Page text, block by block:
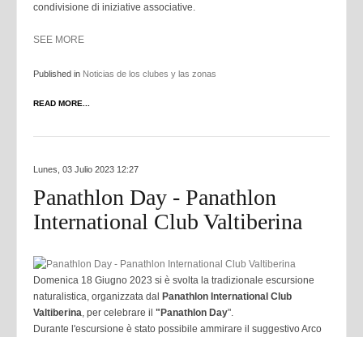
condivisione di iniziative associative.
SEE MORE
Published in Noticias de los clubes y las zonas
READ MORE...
Lunes, 03 Julio 2023 12:27
Panathlon Day - Panathlon
International Club Valtiberina
Domenica 18 Giugno 2023 si è svolta la tradizionale escursione
naturalistica, organizzata dal Panathlon International Club
Valtiberina , per celebrare il "Panathlon Day".
Durante l'escursione è stato possibile ammirare il suggestivo Arco